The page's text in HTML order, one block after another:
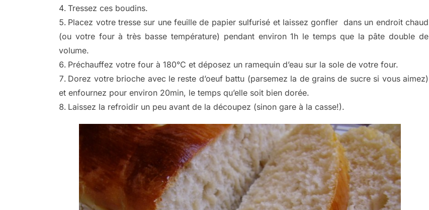
Tressez ces boudins.
Placez votre tresse sur une feuille de papier sulfurisé et laissez gonfler dans un endroit chaud
(ou votre four à très basse température) pendant environ 1h le temps que la pâte double de
volume.
Préchauffez votre four à 180°C et déposez un ramequin d’eau sur la sole de votre four.
Dorez votre brioche avec le reste d’oeuf battu (parsemez la de grains de sucre si vous aimez)
et enfournez pour environ 20min, le temps qu’elle soit bien dorée.
Laissez la refroidir un peu avant de la découpez (sinon gare à la casse!).